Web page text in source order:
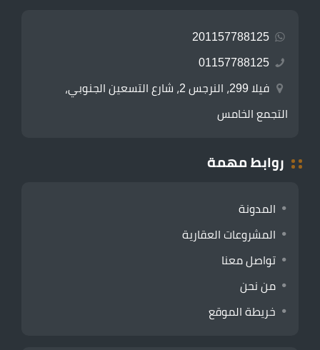
201157788125
01157788125
فيلا 299، النرجس 2، شارع التسعين الجنوبي،
التجمع الخامس
روابط مهمة
المدونة
المشروعات العقارية
تواصل معنا
من نحن
خريطة الموقع